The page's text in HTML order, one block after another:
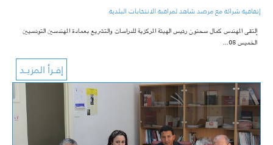
إتفاقية شراكة مع مرصد شاهد لمراقبة الانتخابات البلدية
إلتقى المهندس كمال سحنون رئيس الهيئة المركزية للدراسات والتشريع بعمادة المهندسين التونسيين
الخميس 08…